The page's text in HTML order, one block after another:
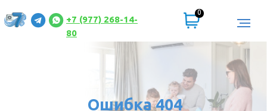
+7 (977) 268-14-
80
0
Ошибка 404